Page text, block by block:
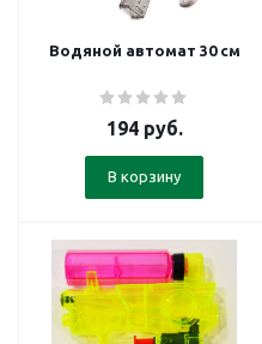
Водяной автомат 30 см
194руб.
В корзину